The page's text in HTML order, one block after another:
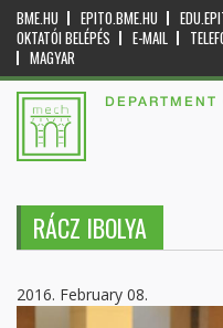
BME.HU EPITO.BME.HU
OKTATÓI BELÉPÉS
E-MAIL
MAGYAR
RÁCZ IBOLYA
2016. February 08.